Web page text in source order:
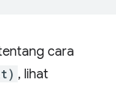
cara
, lihat